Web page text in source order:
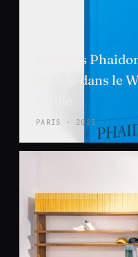
Éditions
Révélé dans le
PARIS · 2023